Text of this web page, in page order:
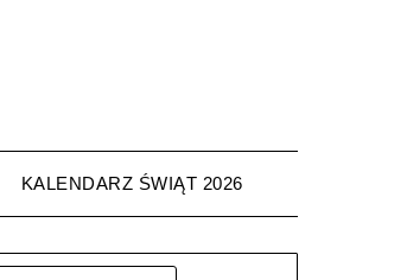
KALENDARZ ŚWIĄT 2026